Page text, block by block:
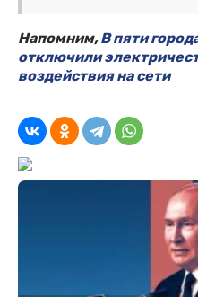
Напомним,В пяти
отключили
воздействия на сети